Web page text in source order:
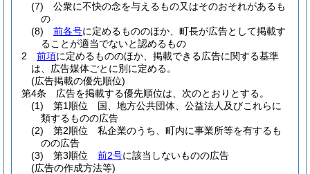
(7)
公衆に不快の念を与えるもの又はそのおそれがあるも
の
(8)
前各号に定めるもののほか、町長が広告として掲載す
ることが適当でないと認めるもの
2
前項に定めるもののほか、掲載できる広告に関する基準
は、広告媒体ごとに別に定める。
(広告掲載の優先順位)
第4条
広告を掲載する優先順位は、次のとおりとする。
(1)
第1順位 国、地方公共団体、公益法人及びこれらに
類するものの広告
(2)
第2順位 私企業のうち、町内に事業所等を有するも
のの広告
(3)
第3順位 前2号に該当しないものの広告
(広告の作成方法等)